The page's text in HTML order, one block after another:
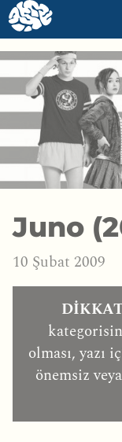
İçeriğe
atla
Juno
10 Şubat 2009
olması, yazı
önemsiz